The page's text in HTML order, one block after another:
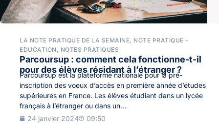
LA NOTE PRATIQUE DE LA SEMAINE, NOTE PRATIQUE -
EDUCATION , NOTES PRATIQUES
Parcoursup : comment cela fonctionne-t-il
pour des élèves résidant à l’étranger ?
Parcoursup est la plateforme nationale pour la pré-
inscription des voeux d’accès en première année d’études
supérieures en France. Les élèves étudiant dans un lycée
français à l’étranger ou dans un...
24 janvier 2024
09:50